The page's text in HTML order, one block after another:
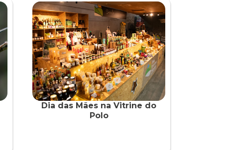
Dia das Mães na Vitrine do
Polo